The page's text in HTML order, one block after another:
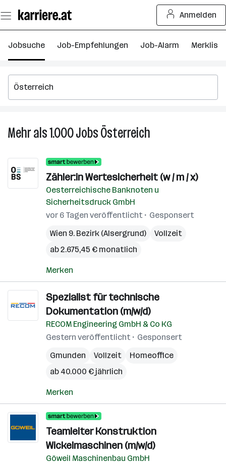
Seiteninhalt
springen
Anmelden
Jobsuche Job-Empfehlungen Job-Alarm Merkliste
Mehr als 1.000JobsÖsterreich
in
Österreich
Zähler:in Wertesicherheit (w / m / x)
Oesterreichische Banknoten u
Sicherheitsdruck GmbH
vor 6 Tagen veröffentlicht
Gesponsert
Wien 9. Bezirk (Alsergrund)
Vollzeit
ab 2.675,45 € monatlich
Merken
Spezialist für technische
Dokumentation (m/w/d)
RECOM Engineering GmbH & Co KG
Gestern veröffentlicht
Gesponsert
Gmunden
Vollzeit
Homeoffice
ab 40.000 € jährlich
Merken
Teamleiter Konstruktion
Wickelmaschinen (m/w/d)
Göweil Maschinenbau GmbH